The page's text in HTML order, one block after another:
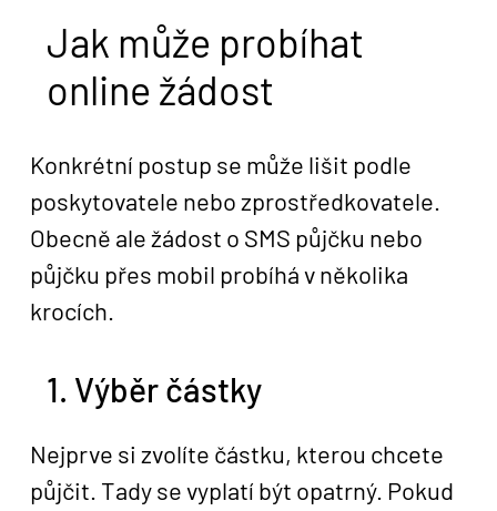
Jak může probíhat
online žádost
Konkrétní postup se může lišit podle
poskytovatele nebo zprostředkovatele.
Obecně ale žádost o SMS půjčku nebo
půjčku přes mobil probíhá v několika
krocích.
1. Výběr částky
Nejprve si zvolíte částku, kterou chcete
půjčit. Tady se vyplatí být opatrný. Pokud